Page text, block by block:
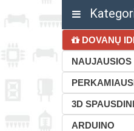
DOVANŲ
NAUJAUSIOS
3D
ARDUINO